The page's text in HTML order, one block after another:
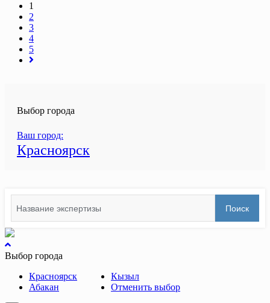
1
2
3
4
5
Выбор города
Ваш город:
Красноярск
for:
Поиск
вернуться
к
Выбор города
Красноярск
Абакан
Кызыл
Отменить выбор